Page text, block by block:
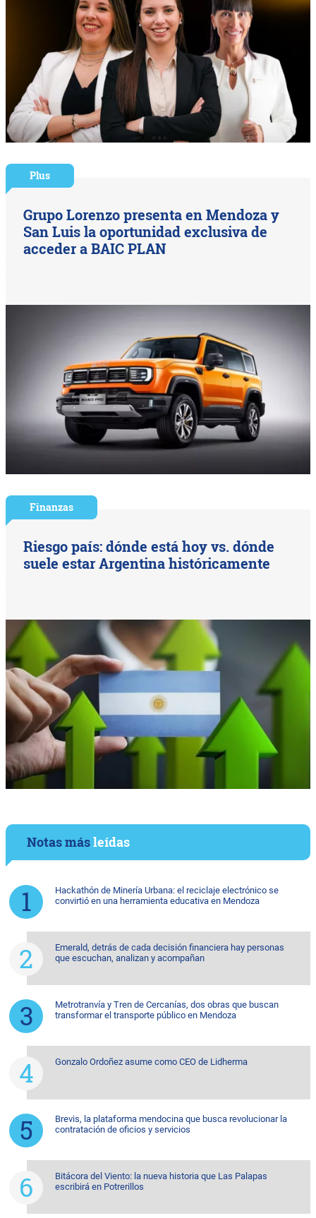
Plus
Grupo Lorenzo presenta en Mendoza y
San Luis la oportunidad exclusiva de
acceder a BAIC PLAN
Finanzas
Riesgo país: dónde está hoy vs. dónde
suele estar Argentina históricamente
Notas másleídas
Hackathón de Minería Urbana: el reciclaje electrónico se
convirtió en una herramienta educativa en Mendoza
Emerald, detrás de cada decisión financiera hay personas
que escuchan, analizan y acompañan
Metrotranvía y Tren de Cercanías, dos obras que buscan
transformar el transporte público en Mendoza
Gonzalo Ordoñez asume como CEO de Lidherma
Brevis, la plataforma mendocina que busca revolucionar la
contratación de oficios y servicios
Bitácora del Viento: la nueva historia que Las Palapas
escribirá en Potrerillos